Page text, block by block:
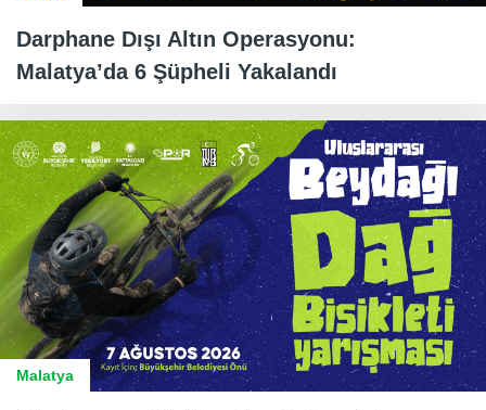
Darphane Dışı Altın Operasyonu:
Malatya’da 6 Şüpheli Yakalandı
Malatya